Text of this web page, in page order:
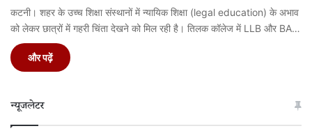
कटनी। शहर के उच्च शिक्षा संस्थानों में न्यायिक शिक्षा (legal education) के अभाव
को लेकर छात्रों में गहरी चिंता देखने को मिल रही है। तिलक कॉलेज में LLB और BA…
और पढ़ें
न्यूजलेटर